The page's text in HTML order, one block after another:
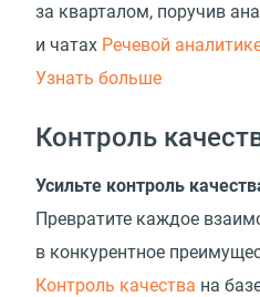
за кварталом, поручив
и чатах Речевой
Узнать больше
Контроль
Усильте контроль
Превратите каждое
в конкурентное
Контроль качества на